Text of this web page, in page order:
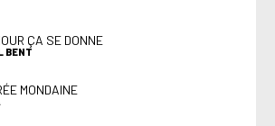
ÇA SE DONNE
BENT
MONDAINE